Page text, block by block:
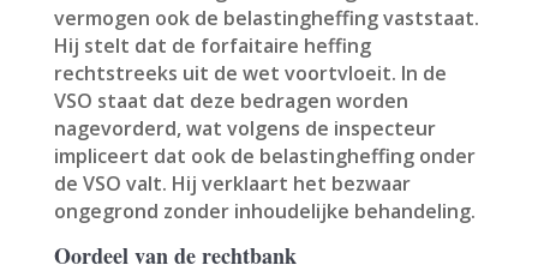
vermogen ook de belastingheffing vaststaat.
Hij stelt dat de forfaitaire heffing
rechtstreeks uit de wet voortvloeit. In de
VSO staat dat deze bedragen worden
nagevorderd, wat volgens de inspecteur
impliceert dat ook de belastingheffing onder
de VSO valt. Hij verklaart het bezwaar
ongegrond zonder inhoudelijke behandeling.
Oordeel van de rechtbank